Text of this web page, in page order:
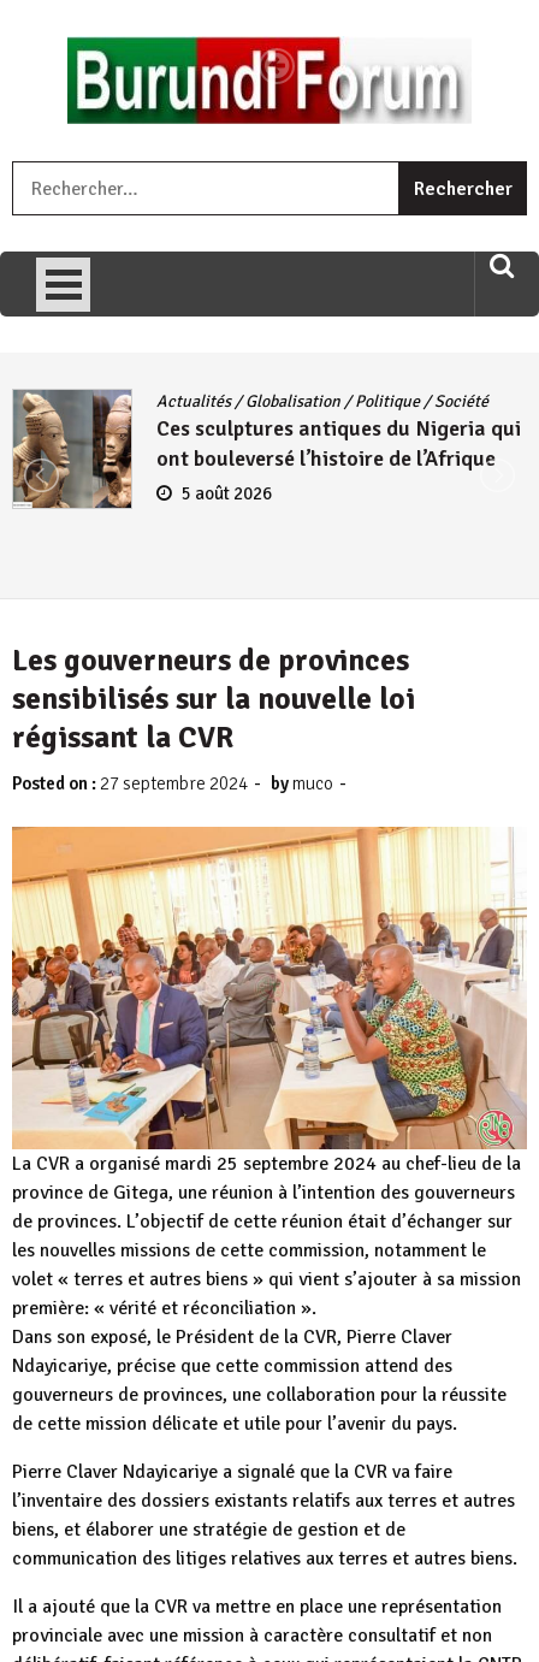
umariye umuryango wawe canke igihugu cakwibarutse .Wewe
uri ngaha ndagusigiye iki kibazo : Uriko ukora iki kugira ngo
Actualités/Globalisation /Politique/Société
Ces sculptures antiques du Nigeria qui
ont bouleversé l’histoire de l’Afrique
5 août 2026
Les gouverneurs de provinces
sensibilisés sur la nouvelle loi
régissant la CVR
Posted on : 27 septembre 2024 - bymuco -
La CVR a organisé mardi 25 septembre 2024 au chef-lieu de la
province de Gitega, une réunion à l’intention des gouverneurs
de provinces. L’objectif de cette réunion était d’échanger sur
les nouvelles missions de cette commission, notamment le
volet « terres et autres biens » qui vient s’ajouter à sa mission
première: « vérité et réconciliation ».
Dans son exposé, le Président de la CVR, Pierre Claver
Ndayicariye, précise que cette commission attend des
gouverneurs de provinces, une collaboration pour la réussite
de cette mission délicate et utile pour l’avenir du pays.
Pierre Claver Ndayicariye a signalé que la CVR va faire
l’inventaire des dossiers existants relatifs aux terres et autres
biens, et élaborer une stratégie de gestion et de
communication des litiges relatives aux terres et autres biens.
Il a ajouté que la CVR va mettre en place une représentation
provinciale avec une mission à caractère consultatif et non